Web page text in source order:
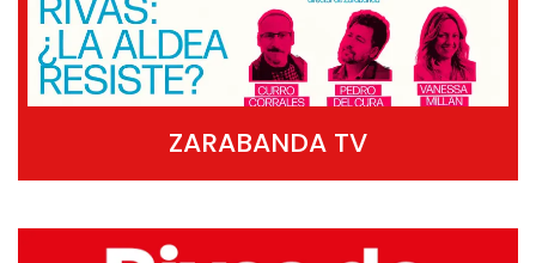
ZARABANDA TV